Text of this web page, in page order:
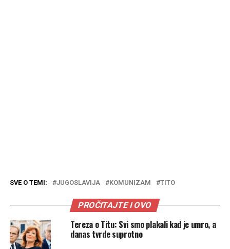
SVE O TEMI: JUGOSLAVIJA KOMUNIZAM TITO
PROČITAJTE I OVO
Tereza o Titu: Svi smo plakali kad je umro, a
danas tvrde suprotno